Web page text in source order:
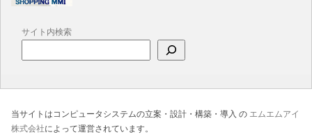
サイト内検索
当サイトはコンピュータシステムの立案・設計・構築・導入 の エムエムアイ
株式会社によって運営されています。